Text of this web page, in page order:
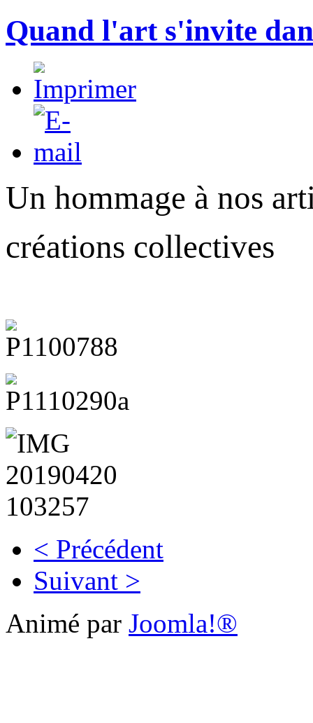
Quand l'art s'invite
Un hommage à nos
créations collectives
< Précédent
Suivant >
Animé par Joomla!®